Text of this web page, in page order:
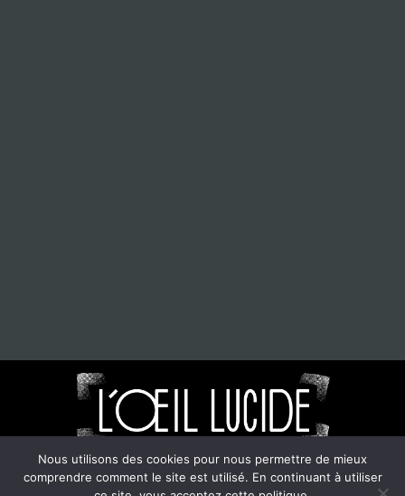
Nous utilisons des cookies pour nous permettre de mieux
comprendre comment le site est utilisé. En continuant à utiliser
©2021-2024. L'oeil Lucide. Tout droits réservés.